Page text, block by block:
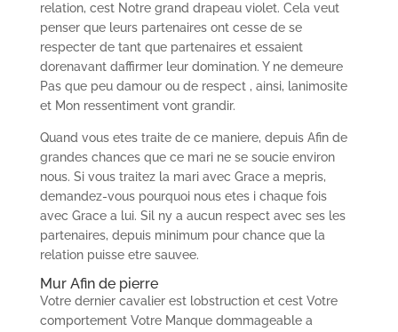
relation, cest Notre grand drapeau violet. Cela veut
penser que leurs partenaires ont cesse de se
respecter de tant que partenaires et essaient
dorenavant daffirmer leur domination. Y ne demeure
Pas que peu damour ou de respect , ainsi, lanimosite
et Mon ressentiment vont grandir.
Quand vous etes traite de ce maniere, depuis Afin de
grandes chances que ce mari ne se soucie environ
nous. Si vous traitez la mari avec Grace a mepris,
demandez-vous pourquoi nous etes i chaque fois
avec Grace a lui. Sil ny a aucun respect avec ses les
partenaires, depuis minimum pour chance que la
relation puisse etre sauvee.
Mur Afin de pierre
Votre dernier cavalier est lobstruction et cest Votre
comportement Votre Manque dommageable a